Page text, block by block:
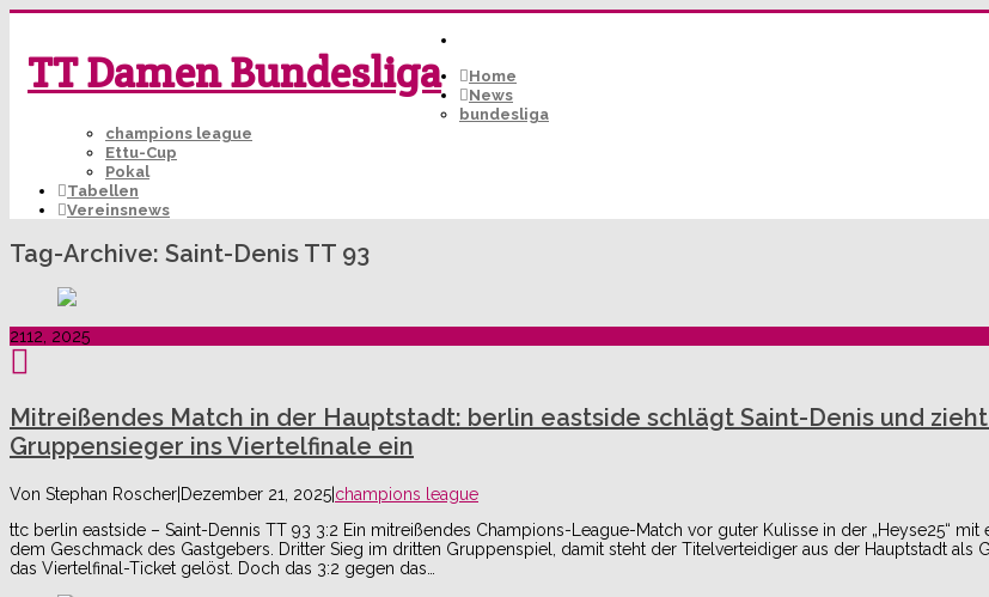
TT Damen Bundesliga
Home
News
bundesliga
champions league
Ettu-Cup
Pokal
Tabellen
Vereinsnews
Tag-Archive: Saint-Denis TT 93
2112, 2025
Mitreißendes Match in der Hauptstadt: berlin eastside schlägt Saint-Denis und
Gruppensieger ins Viertelfinale ein
Von Stephan Roscher Dezember 21, 2025 champions league
ttc berlin eastside – Saint-Dennis TT 93 3:2 Ein mitreißendes Champions-League-Match vor guter Kulisse in der „Heyse25“ mit
dem Geschmack des Gastgebers. Dritter Sieg im dritten Gruppenspiel, damit steht der Titelverteidiger aus der Hauptstadt als
das Viertelfinal-Ticket gelöst. Doch das 3:2 gegen das…